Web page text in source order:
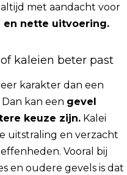
met aandacht voor
en nette uitvoering.
kaleien beter past
karakter dan een
kan een gevel
keuze zijn. Kalei
uitstraling en verzacht
Vooral bij
en oudere gevels is dat